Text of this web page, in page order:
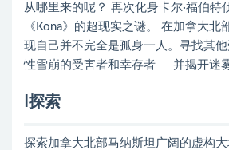
从哪里来的呢？ 再次化身卡尔·福伯特
《Kona》的超现实之谜。 在加拿大北
现自己并不完全是孤身一人。寻找其
性雪崩的受害者和幸存者──并揭开迷
ا探索
探索加拿大北部马纳斯坦广阔的虚构